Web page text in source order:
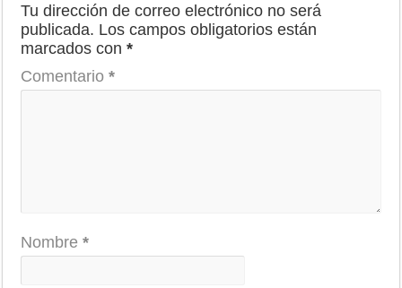
Tu dirección de correo electrónico no será
publicada. Los campos obligatorios están
marcados con*
Comentario*
Nombre*